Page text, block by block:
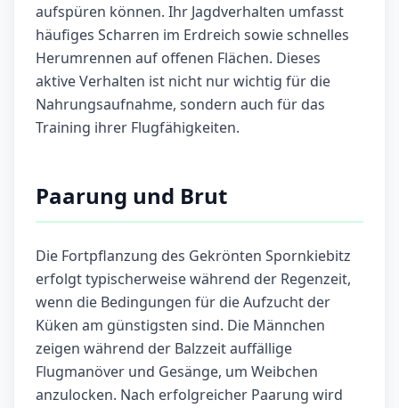
aufspüren können. Ihr Jagdverhalten umfasst
häufiges Scharren im Erdreich sowie schnelles
Herumrennen auf offenen Flächen. Dieses
aktive Verhalten ist nicht nur wichtig für die
Nahrungsaufnahme, sondern auch für das
Training ihrer Flugfähigkeiten.
Paarung und Brut
Die Fortpflanzung des Gekrönten Spornkiebitz
erfolgt typischerweise während der Regenzeit,
wenn die Bedingungen für die Aufzucht der
Küken am günstigsten sind. Die Männchen
zeigen während der Balzzeit auffällige
Flugmanöver und Gesänge, um Weibchen
anzulocken. Nach erfolgreicher Paarung wird